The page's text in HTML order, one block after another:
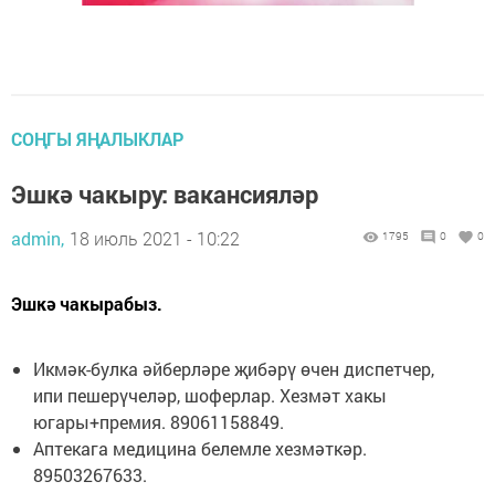
СОҢГЫ ЯҢАЛЫКЛАР
Эшкә чакыру: вакансияләр
admin, 18 июль 2021 - 10:22 1795 0 0
Эшкә чакырабыз.
Икмәк-булка әйберләре җибәрү өчен диспетчер,
ипи пешерүчеләр, шоферлар. Хезмәт хакы
югары+премия. 89061158849.
Аптекага медицина белемле хезмәткәр.
89503267633.